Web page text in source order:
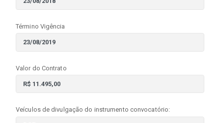
Término Vigência
Valor do Contrato
Veículos de divulgação do instrumento convocatório: